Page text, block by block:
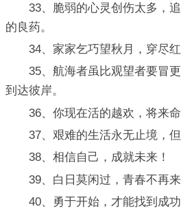
33、脆弱的心灵创伤太多，追
的良药。
34、家家乞巧望秋月，穿尽红
35、航海者虽比观望者要冒更
到达彼岸。
36、你现在活的越欢，将来命
37、艰难的生活永无止境，但
38、相信自己，成就未来！
39、白日莫闲过，青春不再来
40、勇于开始，才能找到成功